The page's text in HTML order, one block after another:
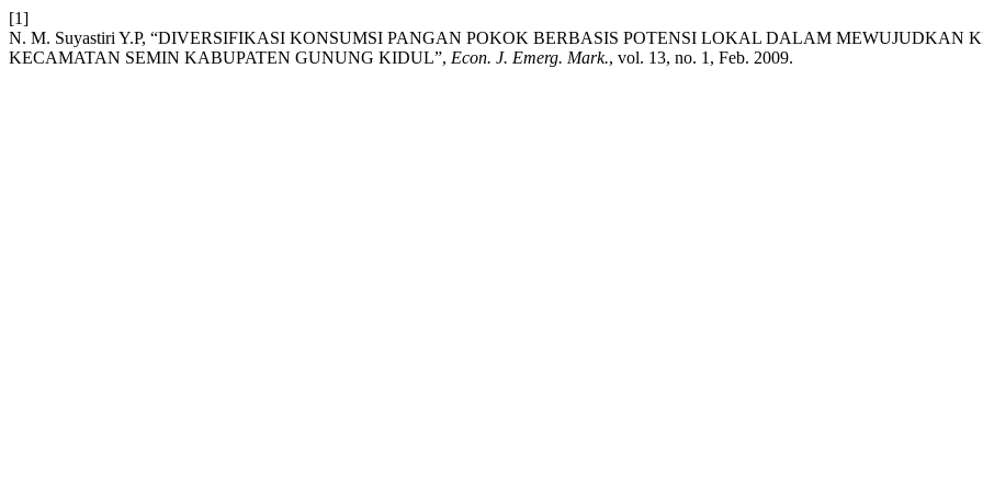
[1]
N. M. Suyastiri Y.P, “DIVERSIFIKASI KONSUMSI PANGAN POKOK BERBASIS POTENSI LOKAL DALAM
KECAMATAN SEMIN KABUPATEN GUNUNG KIDUL”, Econ. J. Emerg. Mark., vol. 13, no. 1, Feb. 2009.